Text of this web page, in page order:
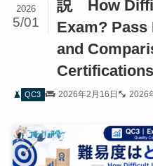
説 How
Exam? Pass
and
Certifications
2026
5/01
QC3 2026年2月16日 2026